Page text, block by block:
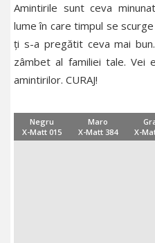
Amintirile sunt ceva
lume în care timpul se
ți s-a pregătit ceva mai
zâmbet al familiei tale. Vei
amintirilor. CURAJ!
Negru
X-Matt 015
Maro
X-Matt 384
X-